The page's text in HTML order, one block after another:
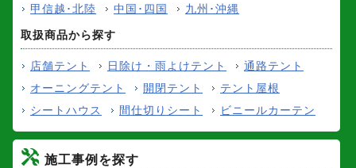
甲信越･北陸
中国･四国 九州･沖縄
取扱商品から探す
店舗テント 日除け・雨よけテント
通路テント
オーニングテント
開閉テント
テント屋根
シートハウス
間仕切りシート ビニールカーテン
施工事例を探す